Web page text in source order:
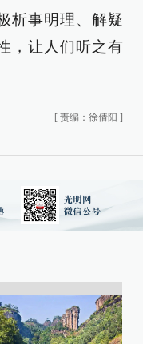
析事明理、解疑
，让人们听之有
[ 责编：徐倩阳 ]